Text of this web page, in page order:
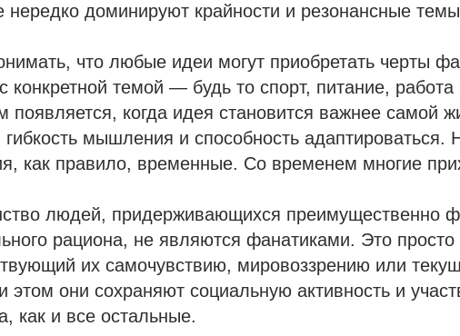
доминируют крайности и резонансные
что любые идеи могут приобретать черты
конкретной темой — будь то спорт, питание, работа
появляется, когда идея становится важнее самой
гибкость мышления и способность адаптироваться.
как правило, временные. Со временем многие
людей, придерживающихся преимущественно
рациона, не являются фанатиками. Это просто
их самочувствию, мировоззрению или
этом они сохраняют социальную активность и
как и все остальные.